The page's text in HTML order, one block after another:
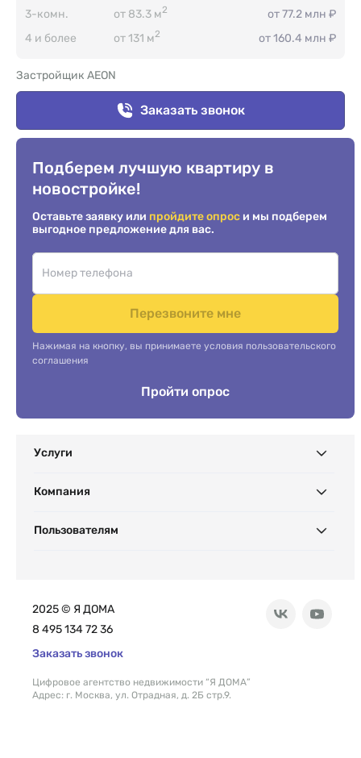
3-комн.
от 83.3 м2
от 77.2 млн ₽
4 и более
от 131 м2 от 160.4 млн ₽
Застройщик AEON
Заказать звонок
Подберем лучшую квартиру в
новостройке!
Оставьте заявку или пройдите опрос и мы подберем
выгодное предложение для вас.
Перезвоните мне
Нажимая на кнопку, вы принимаете условия пользовательского
соглашения
Пройти опрос
Услуги
Компания
Пользователям
2025 © Я ДОМА
8 495 134 72 36
Заказать звонок
Цифровое агентство недвижимости “Я ДОМА”
Адрес: г. Москва, ул. Отрадная, д. 2Б стр.9.